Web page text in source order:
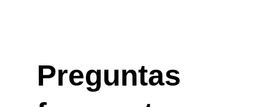
Preguntas